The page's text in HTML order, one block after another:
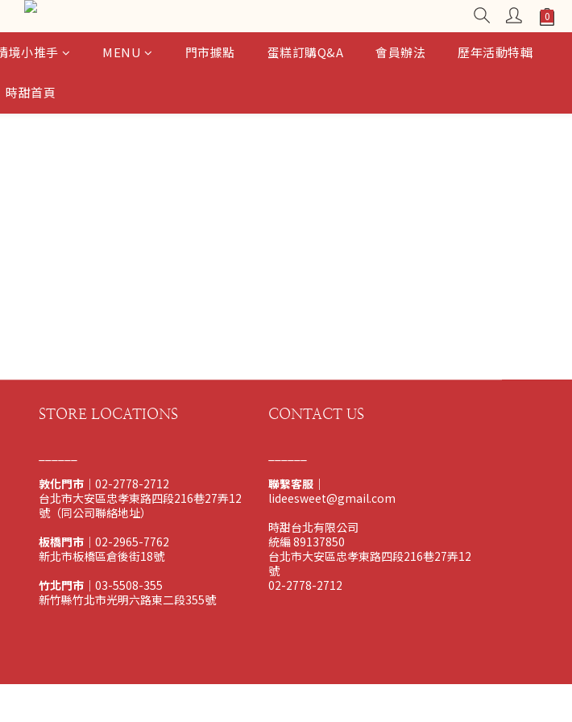
境小推手 MENU 門市據點 蛋糕訂購Q&A 會員辦法 歷年活動特輯
時甜首頁
STORE LOCATIONS
敦化門市 ｜02-2778-2712
台北市大安區忠孝東路四段216巷27弄12
號（同公司聯絡地址）
板橋門市 ｜02-2965-7762
新北市板橋區倉後街18號
竹北門市 ｜03-5508-355
新竹縣竹北市光明六路東二段355號
CONTACT US
聯繫客服｜
lideesweet@gmail.com
時甜台北有限公司
統編 89137850
台北市大安區忠孝東路四段216巷27弄12
號
02-2778-2712